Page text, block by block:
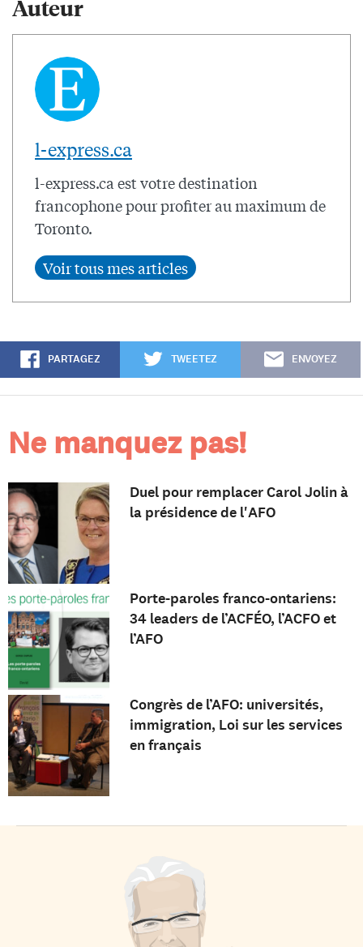
Auteur
l-express.ca
l-express.ca est votre destination
francophone pour profiter au maximum de
Toronto.
PARTAGEZ TWEETEZ ENVOYEZ
Ne manquez pas!
Duel pour remplacer Carol Jolin à
la présidence de l'AFO
Porte-paroles franco-ontariens:
34 leaders de l’ACFÉO, l’ACFO et
l’AFO
Congrès de l’AFO: universités,
immigration, Loi sur les services
en français